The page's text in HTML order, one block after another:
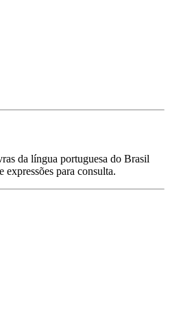
da língua portuguesa do Brasil
expressões para consulta.